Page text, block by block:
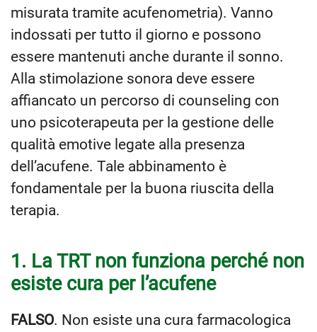
misurata tramite acufenometria). Vanno
indossati per tutto il giorno e possono
essere mantenuti anche durante il sonno.
Alla stimolazione sonora deve essere
affiancato un percorso di counseling con
uno psicoterapeuta per la gestione delle
qualità emotive legate alla presenza
dell’acufene. Tale abbinamento è
fondamentale per la buona riuscita della
terapia.
1. La TRT non funziona perché non
esiste cura per l’acufene
FALSO. Non esiste una cura farmacologica